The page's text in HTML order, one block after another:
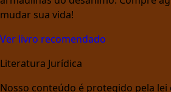
mudar sua vida!
Ver livro recomendado
Literatura Jurídica
Nosso conteúdo é protegido pela